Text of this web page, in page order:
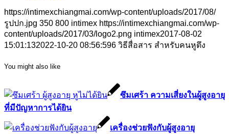
https://intimexchiangmai.com/wp-content/uploads/2017/08/
รูปปก.jpg 350 800 intimex https://intimexchiangmai.com/wp-
content/uploads/2017/03/logo2.png intimex2017-08-02
15:01:132022-10-20 08:56:596 วิธีสื่อสาร สำหรับคนหูตึง
You might also like
ซึมเศร้า ความเสี่ยงในผู้สูงอายุ
ที่มีปัญหาการได้ยิน
เครื่องช่วยฟังกับผู้สูงอายุ